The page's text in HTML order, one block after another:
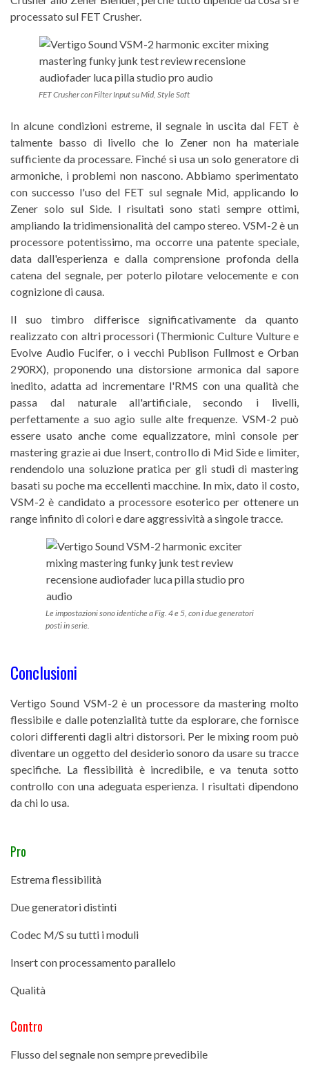
processato sul FET Crusher.
FET Crusher con Filter Input su Mid, Style Soft
In alcune condizioni estreme, il segnale in uscita dal FET è
talmente basso di livello che lo Zener non ha materiale
sufficiente da processare. Finché si usa un solo generatore di
armoniche, i problemi non nascono. Abbiamo sperimentato
con successo l'uso del FET sul segnale Mid, applicando lo
Zener solo sul Side. I risultati sono stati sempre ottimi,
ampliando la tridimensionalità del campo stereo. VSM-2 è un
processore potentissimo, ma occorre una patente speciale,
data dall'esperienza e dalla comprensione profonda della
catena del segnale, per poterlo pilotare velocemente e con
cognizione di causa.
Il suo timbro differisce significativamente da quanto
realizzato con altri processori (Thermionic Culture Vulture e
Evolve Audio Fucifer, o i vecchi Publison Fullmost e Orban
290RX), proponendo una distorsione armonica dal sapore
inedito, adatta ad incrementare l'RMS con una qualità che
passa dal naturale all'artificiale, secondo i livelli,
perfettamente a suo agio sulle alte frequenze. VSM-2 può
essere usato anche come equalizzatore, mini console per
mastering grazie ai due Insert, controllo di Mid Side e limiter,
rendendolo una soluzione pratica per gli studi di mastering
basati su poche ma eccellenti macchine. In mix, dato il costo,
VSM-2 è candidato a processore esoterico per ottenere un
range infinito di colori e dare aggressività a singole tracce.
Le impostazioni sono identiche a Fig. 4 e 5, con i due generatori
posti in serie.
Conclusioni
Vertigo Sound VSM-2 è un processore da mastering molto
flessibile e dalle potenzialità tutte da esplorare, che fornisce
colori differenti dagli altri distorsori. Per le mixing room può
diventare un oggetto del desiderio sonoro da usare su tracce
specifiche. La flessibilità è incredibile, e va tenuta sotto
controllo con una adeguata esperienza. I risultati dipendono
da chi lo usa.
Pro
Estrema flessibilità
Due generatori distinti
Codec M/S su tutti i moduli
Insert con processamento parallelo
Qualità
Contro
Flusso del segnale non sempre prevedibile